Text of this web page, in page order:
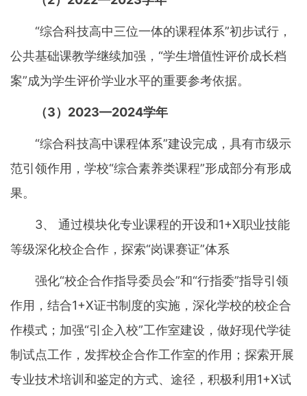
“综合科技高中三位一体的课程体系”初步试行，
公共基础课教学继续加强，“学生增值性评价成长档
案”成为学生评价学业水平的重要参考依据。
（3）2023—2024学年
“综合科技高中课程体系”建设完成，具有市级示
范引领作用，学校“综合素养类课程”形成部分有形成
果。
3、 通过模块化专业课程的开设和1+X职业技能
等级深化校企合作，探索“岗课赛证”体系
强化“校企合作指导委员会”和“行指委”指导引领
作用，结合1+X证书制度的实施，深化学校的校企合
作模式；加强“引企入校”工作室建设，做好现代学徒
制试点工作，发挥校企合作工作室的作用；探索开展
专业技术培训和鉴定的方式、途径，积极利用1+X试